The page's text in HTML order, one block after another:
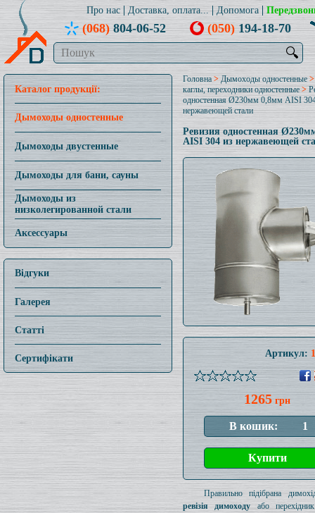
Про нас Доставка, оплата... Допомога
(068)804-06-52 (050)194-18-70
🔍
Каталог продукції:
Дымоходы одностенные
Дымоходы двустенные
Дымоходы для бани, сауны
Дымоходы из
низколегированной стали
Аксессуары
Відгуки
Галерея
Статті
Сертифікати
Головна > Дымоходы одностенные
каглы, переходники одностенные>
одностенная Ø230мм 0,8мм AISI
нержавеющей стали
Ревизия одностенная
AISI 304 из нержавеющей
Артикул:
1265 грн
Правильно підібрана
ревізія димоходу або